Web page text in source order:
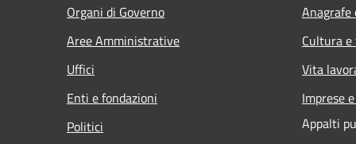
Organi di Governo
Aree Amministrative
Uffici
Enti e fondazioni
Politici
Cultura
Vita
Imprese
Appalti